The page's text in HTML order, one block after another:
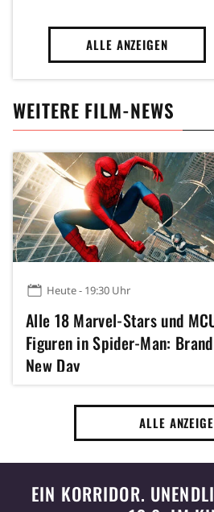
ALLE ANZEIGEN
WEITERE FILM-NEWS
Heute - 19:30 Uhr
Alle 18 Marvel-Stars und
Figuren in Spider-Man: Brand
New Day
ALLE
EIN KORRIDOR.